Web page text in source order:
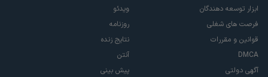
ابزار توسعه دهندگان
فرصت های شغلی
قوانین و مقررات
DMCA
آگهی دولتی
ویدئو
روزنامه
نتایج زنده
آنتن
پیش بینی